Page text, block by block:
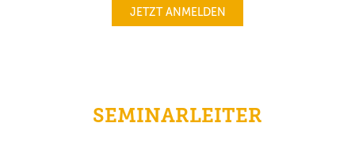
JETZT ANMELDEN
SEMINARLEITER